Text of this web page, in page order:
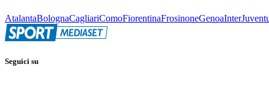
AtalantaBolognaCagliariComoFiorentinaFrosinoneGenoaInter
Seguici su